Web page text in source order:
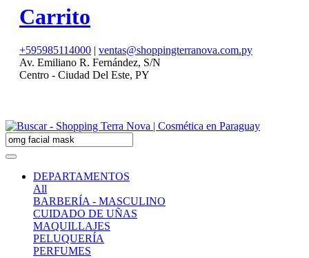
Carrito
+595985114000 | ventas@shoppingterranova.com.py
Av. Emiliano R. Fernández, S/N
Centro - Ciudad Del Este, PY
DEPARTAMENTOS
All
BARBERÍA - MASCULINO
CUIDADO DE UÑAS
MAQUILLAJES
PELUQUERÍA
PERFUMES